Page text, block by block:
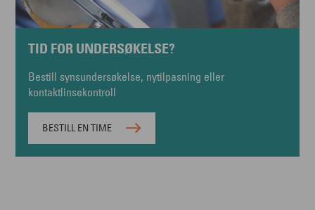
TID FOR UNDERSØKELSE?
Bestill synsundersøkelse, nytilpasning eller
kontaktlinsekontroll
BESTILL EN TIME